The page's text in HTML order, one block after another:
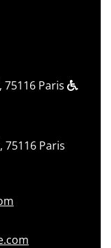
Paris
75116 Paris